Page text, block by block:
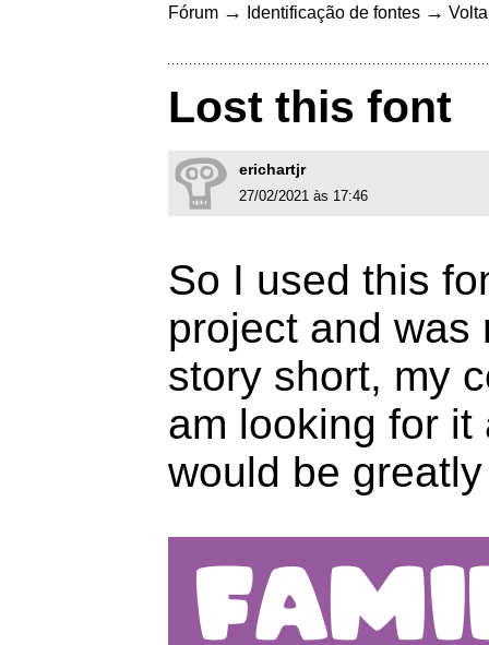
Fórum → Identificação de fontes →
Lost this font
erichartjr
27/02/2021 às 17:46
So I used this
project and was
story short, my
am looking for
would be